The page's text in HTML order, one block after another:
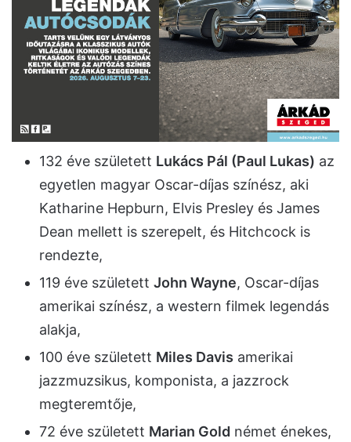
132 éve született Lukács Pál (Paul Lukas) az
egyetlen magyar Oscar-díjas színész, aki
Katharine Hepburn, Elvis Presley és James
Dean mellett is szerepelt, és Hitchcock is
rendezte,
119 éve született John Wayne, Oscar-díjas
amerikai színész, a western filmek legendás
alakja,
100 éve született Miles Davis amerikai
jazzmuzsikus, komponista, a jazzrock
megteremtője,
72 éve született Marian Gold német énekes,